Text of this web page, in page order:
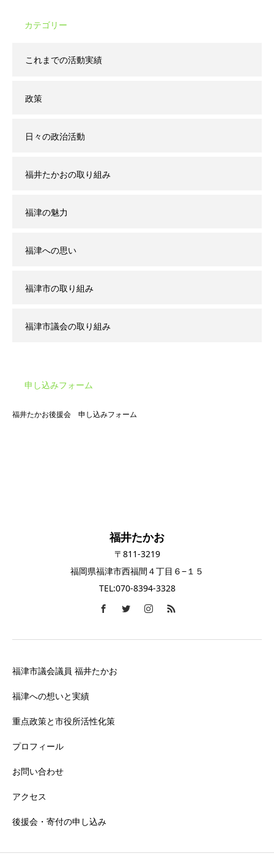
カテゴリー
これまでの活動実績
政策
日々の政治活動
福井たかおの取り組み
福津の魅力
福津への思い
福津市の取り組み
福津市議会の取り組み
申し込みフォーム
福井たかお後援会 申し込みフォーム
福井たかお
〒811-3219
福岡県福津市西福間４丁目６−１５
TEL:070-8394-3328
福津市議会議員 福井たかお
福津への想いと実績
重点政策と市役所活性化策
プロフィール
お問い合わせ
アクセス
後援会・寄付の申し込み